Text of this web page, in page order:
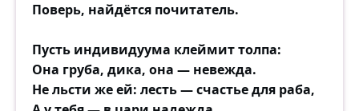
Поверь, найдётся почитатель.
Пусть индивидуума клеймит толпа:
Она груба, дика, она — невежда.
Не льсти же ей: лесть — счастье для раба,